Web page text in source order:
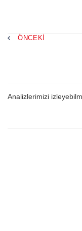
ÖNCEKI
Analizlerimizi